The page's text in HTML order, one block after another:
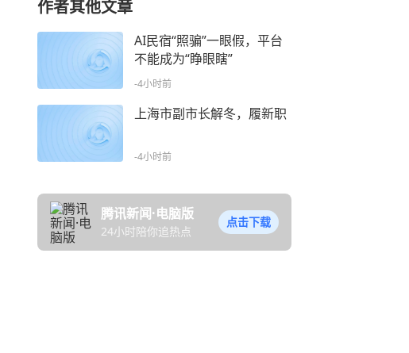
作者其他文章
AI民宿“照骗”一眼假，平台
不能成为“睁眼瞎”
-4小时前
上海市副市长解冬，履新职
-4小时前
腾讯新闻·电脑版
24小时陪你追热点
点击下载